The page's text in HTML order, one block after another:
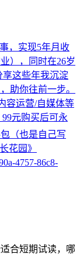
，实现5年月收
），同时在26岁
这些年我沉淀
助你往前一步。
容运营/自媒体等
元购买后可永
（也是自己写
花园》
4757-86c8-
合短期试读，哪